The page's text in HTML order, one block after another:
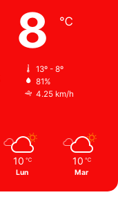
8 ℃
13º - 8º
81%
4.25 km/h
10 ℃
Lun
10 ℃
Mar